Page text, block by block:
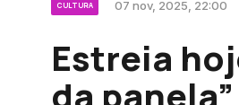
CULTURA 07 nov, 2025, 22:00
Estreia
da